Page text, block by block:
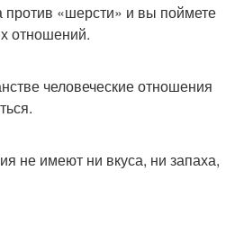
против «шерсти» и вы поймете
отношений.
человеческие отношения
не имеют ни вкуса, ни запаха,